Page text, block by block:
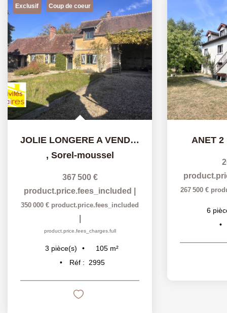
Exclusif Coup de coeur
JOLIE LONGERE A VENDRE A SOREL MOUSSEL
, Sorel-moussel
367 500 €
product.price.fees_included
350 000 € product.price.fees_included
product.price.fees_charges.full
3 pièce(s) 105 m²
Réf :
2995
ANET 2
267 500 €
6